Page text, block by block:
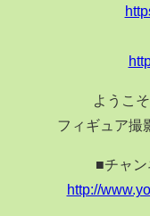
ようこ
フィギュア撮
■チャン
http://